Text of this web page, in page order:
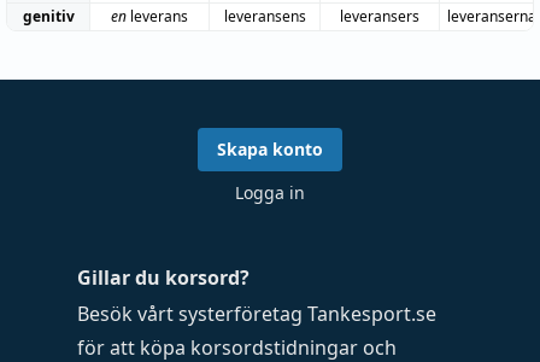
genitiv
en leverans leveransens leveransers
Gillar du korsord?
Besök vårt systerföretag Tankesport.se
för att köpa korsordstidningar och
Skapa konto
Logga in